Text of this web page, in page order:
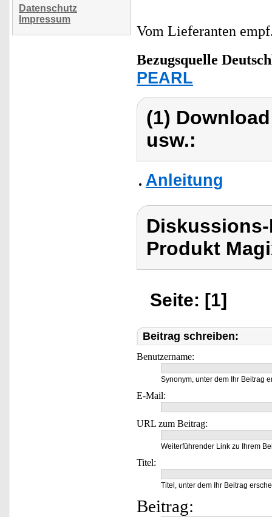
Datenschutz
Impressum
Vom Lieferanten
Bezugsquelle
PEARL
(1)
usw.:
Anleitung
Produkt
Seite: [1]
Beitrag schreiben:
Benutzername:
Synonym, unter dem Ihr Beitrag
E-Mail:
URL zum Beitrag:
Weiterführender Link zu Ihrem
Titel:
Titel, unter dem Ihr Beitrag
Beitrag: